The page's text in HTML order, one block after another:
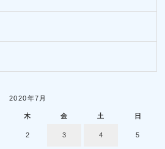
2020年7月
木 金 土 日
2 3 4 5